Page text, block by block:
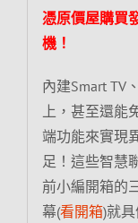
憑原價屋購買
機！
內建Smart TV
上，甚至還能
端功能來實現
足！這些智慧
前小編開箱的
幕(看開箱)就